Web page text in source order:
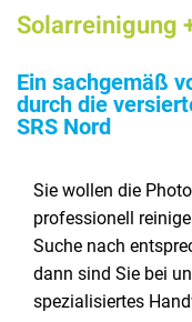
Solarreinigung
Ein sachgemäß
durch die
SRS Nord
Sie wollen die
professionell
Suche nach
dann sind Sie bei
spezialisiertes